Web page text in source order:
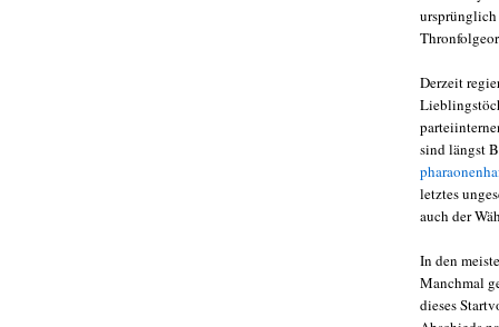
ursprünglich
Derzeit
sind längst
letztes
auch der
In den
Manchmal
dieses